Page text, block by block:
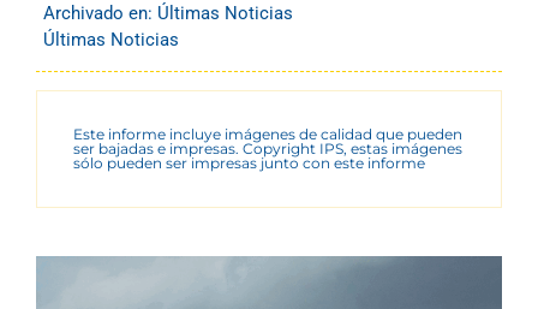
Archivado en: Últimas Noticias
Últimas Noticias
Este informe incluye imágenes de calidad que pueden
ser bajadas e impresas. Copyright IPS, estas imágenes
sólo pueden ser impresas junto con este informe